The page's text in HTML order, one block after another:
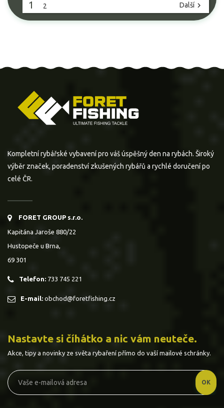
1 2 Další 
Kompletní rybářské vybavení pro váš úspěšný den na rybách. Široký
výběr značek, poradenství zkušených rybářů a rychlé doručení po
celé ČR.
FORET GROUP s.r.o.
Kapitána Jaroše 880/22
Hustopeče u Brna,
69 301
Telefon: 733 745 221
E-mail: obchod@foretfishing.cz
Nastavte si číhátko a nic vám neuteče.
Akce, tipy a novinky ze světa rybaření přímo do vaší mailové schránky.